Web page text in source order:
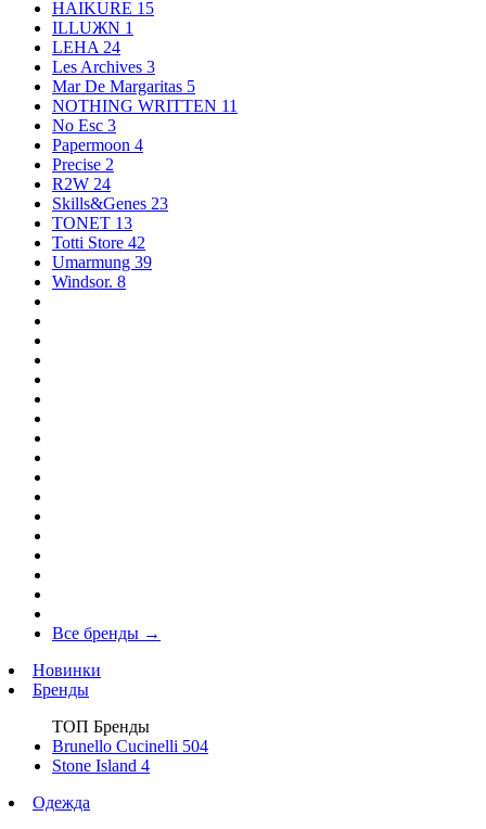
HAIKURE 15
ILLUЖN 1
LEHA 24
Les Archives 3
Mar De Margaritas 5
NOTHING WRITTEN 11
No Esc 3
Papermoon 4
Precise 2
R2W 24
Skills&Genes 23
TONET 13
Totti Store 42
Umarmung 39
Windsor. 8
Все бренды →
Новинки
Бренды
ТОП Бренды
Brunello Cucinelli 504
Stone Island 4
Одежда